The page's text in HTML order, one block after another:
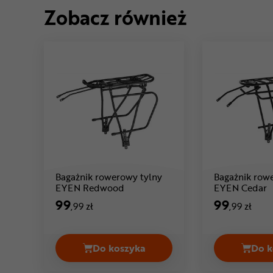
Zobacz również
Bagażnik rowerowy tylny
EYEN Redwood
99,99 zł
Do koszyka
Bagażnik rowerowy tylny EYEN
Bagażnik
EYEN Cedar
99,99 zł
Do